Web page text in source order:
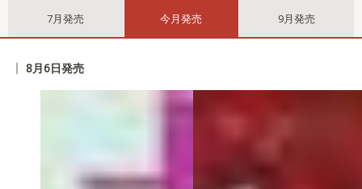
7月発売 今月発売 9月発売
8月6日発売